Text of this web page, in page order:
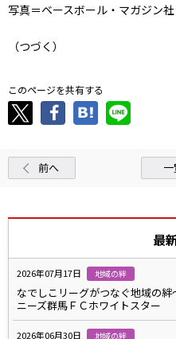
写真＝ベースボール・マガジン社
（つづく）
このページを共有する
前へ
最
2026年07月17日 地域の絆
なでしこリーグがつなぐ地域の
ニーズ群馬ＦＣホワイトスター
2026年06月30日 地域の絆